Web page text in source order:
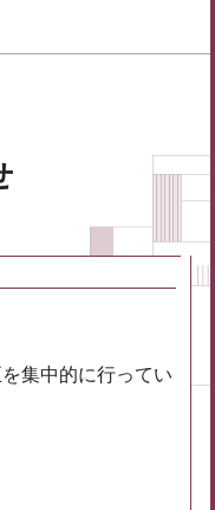
集中的に行ってい